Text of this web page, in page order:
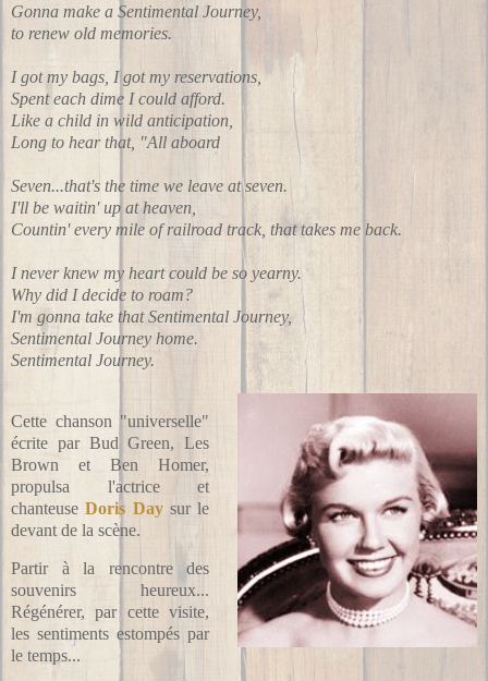
Gonna make a Sentimental Journey,
to renew old memories.
I got my bags, I got my reservations,
Spent each dime I could afford.
Like a child in wild anticipation,
Long to hear that, "All aboard
Seven...that's the time we leave at seven.
I'll be waitin' up at heaven,
Countin' every mile of railroad track, that takes me back.
I never knew my heart could be so yearny.
Why did I decide to roam?
I'm gonna take that Sentimental Journey,
Sentimental Journey home.
Sentimental Journey.
Cette chanson "universelle"
écrite par Bud Green, Les
Brown et Ben Homer,
propulsa l'actrice et
chanteuseDoris Day sur le
devant de la scène.
Partir à la rencontre des
souvenirs heureux...
Régénérer, par cette visite,
les sentiments estompés par
le temps...